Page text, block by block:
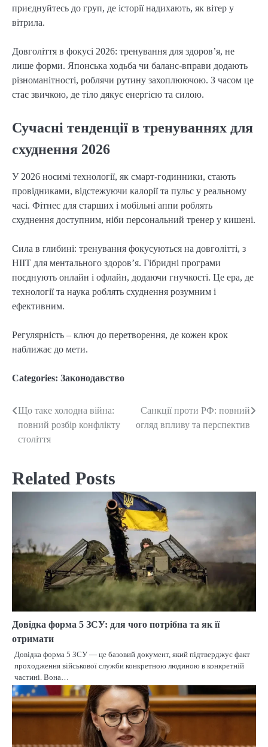
приєднуйтесь до груп, де історії надихають, як вітер у
вітрила.
Довголіття в фокусі 2026: тренування для здоров’я, не
лише форми. Японська ходьба чи баланс-вправи додають
різноманітності, роблячи рутину захоплюючою. З часом це
стає звичкою, де тіло дякує енергією та силою.
Сучасні тенденції в тренуваннях для
схуднення 2026
У 2026 носимі технології, як смарт-годинники, стають
провідниками, відстежуючи калорії та пульс у реальному
часі. Фітнес для старших і мобільні аппи роблять
схуднення доступним, ніби персональний тренер у кишені.
Сила в глибині: тренування фокусуються на довголітті, з
HIIT для ментального здоров’я. Гібридні програми
поєднують онлайн і офлайн, додаючи гнучкості. Це ера, де
технології та наука роблять схуднення розумним і
ефективним.
Регулярність – ключ до перетворення, де кожен крок
наближає до мети.
Categories: Законодавство
Post
navigation
Що таке холодна війна:
повний розбір конфлікту
століття
Санкції проти РФ: повний
огляд впливу та перспектив
Related Posts
Довідка форма 5 ЗСУ: для чого потрібна та як її
отримати
Довідка форма 5 ЗСУ — це базовий документ, який підтверджує факт
проходження військової служби конкретною людиною в конкретній
частині. Вона…